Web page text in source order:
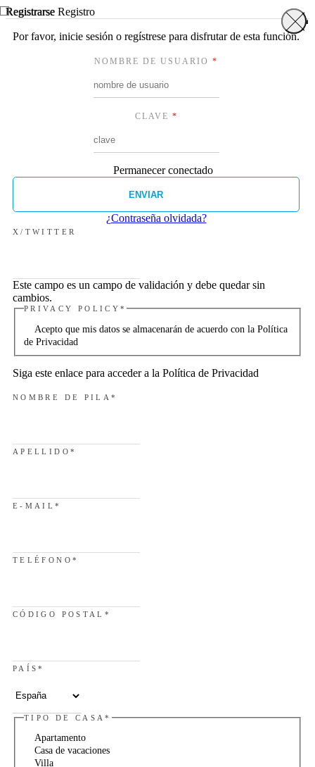
Registrarse Registro
Por favor, inicie sesión o regístrese para disfrutar de esta función.
NOMBRE DE USUARIO *
CLAVE *
Permanecer conectado
¿Contraseña olvidada?
X/TWITTER
Este campo es un campo de validación y debe quedar sin
cambios.
PRIVACY POLICY*
Acepto que mis datos se almacenarán de acuerdo con la Política
de Privacidad
Siga este enlace para acceder a la Política de Privacidad
NOMBRE DE PILA*
APELLIDO *
E-MAIL*
TELÉFONO *
CÓDIGO POSTAL *
PAÍS*
TIPO DE CASA*
Apartamento
Casa de vacaciones
Villa